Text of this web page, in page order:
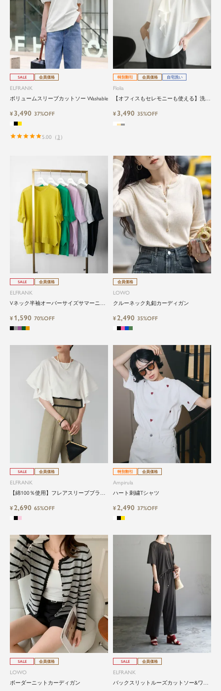
SALE 会員価格
ELFRANK
ボリュームスリーブカットソー Washable
¥ 3,490 37%OFF
5.00 （ 3 ）
特別割引 会員価格 自宅洗い
Flolia
【オフィスもセレモニーも使える】洗え
ジネスブラウス
¥ 3,490 35%OFF
SALE 会員価格
ELFRANK
Vネック半袖オーバーサイズサマーニッ
¥ 1,590 70%OFF
会員価格
LOWO
クルーネック丸釦カーディガン
¥2,490 35%OFF
SALE 会員価格
ELFRANK
【綿100％使用】フレアスリーブブラウ
¥2,690 65%OFF
特別割引 会員価格
Ampirula
ハート刺繍Tシャツ
¥2,490 37%OFF
SALE 会員価格
LOWO
ボーダーニットカーディガン
SALE 会員価格
ELFRANK
バックスリットルーズカットソー&ワイ